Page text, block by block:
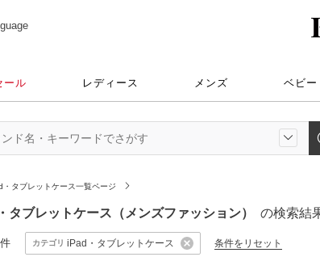
ール レディース メンズ ベビー
・タブレットケース一覧ページ
タブレットケース（メンズファッション） の検索結
カテゴリ iPad・タブレットケース 条件をリセット